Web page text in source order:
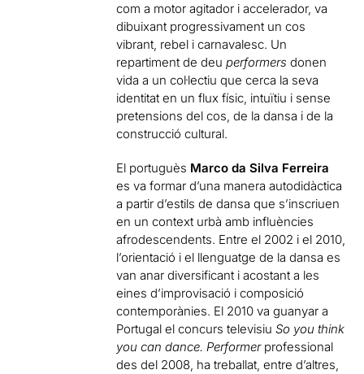
com a motor agitador i accelerador, va
dibuixant progressivament un cos
vibrant, rebel i carnavalesc. Un
repartiment de deuperformers donen
vida a un col·lectiu que cerca la seva
identitat en un flux físic, intuïtiu i sense
pretensions del cos, de la dansa i de la
construcció cultural.
El portuguès Marco da Silva Ferreira
es va formar d’una manera autodidàctica
a partir d’estils de dansa que s’inscriuen
en un context urbà amb influències
afrodescendents. Entre el 2002 i el 2010,
l’orientació i el llenguatge de la dansa es
van anar diversificant i acostant a les
eines d’improvisació i composició
contemporànies. El 2010 va guanyar a
Portugal el concurs televisiuSo you think
you can dance. Performerprofessional
des del 2008, ha treballat, entre d’altres,